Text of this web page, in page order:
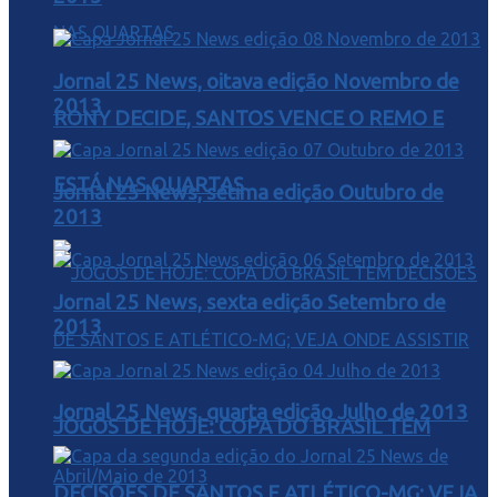
RONY DECIDE, SANTOS VENCE O REMO E
ESTÁ NAS QUARTAS
JOGOS DE HOJE: COPA DO BRASIL TEM
Jornal 25 News, oitava edição Novembro de
2013
Jornal 25 News, sétima edição Outubro de
2013
Jornal 25 News, sexta edição Setembro de
2013
Jornal 25 News, quarta edição Julho de 2013